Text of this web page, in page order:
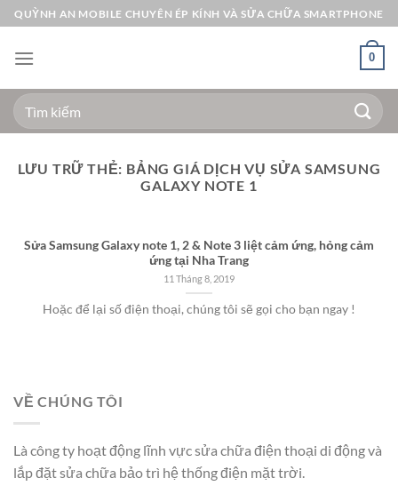
Bỏ
qua
nội
QUỲNH AN MOBILE CHUYÊN ÉP KÍNH VÀ SỬA CHỮA SMARTPHONE
0
Tìm
kiếm:
LƯU TRỮ THẺ: BẢNG GIÁ DỊCH VỤ SỬA SAMSUNG
GALAXY NOTE 1
Sửa Samsung Galaxy note 1, 2 & Note 3 liệt cảm ứng, hỏng cảm
ứng tại Nha Trang
11 Tháng 8, 2019
Hoặc để lại số điện thoại, chúng tôi sẽ gọi cho bạn ngay !
VỀ CHÚNG TÔI
Là công ty hoạt động lĩnh vực sửa chữa điện thoại di động và
lắp đặt sửa chữa bảo trì hệ thống điện mặt trời.